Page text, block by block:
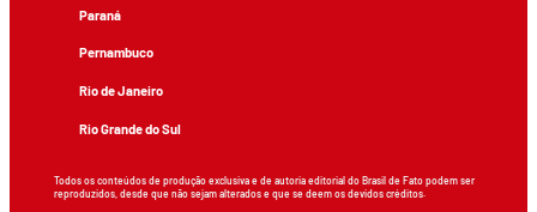
Paraná
Pernambuco
Rio de Janeiro
Rio Grande do Sul
Todos os conteúdos de produção exclusiva e de autoria editorial do Brasil de Fato podem ser
reproduzidos, desde que não sejam alterados e que se deem os devidos créditos.